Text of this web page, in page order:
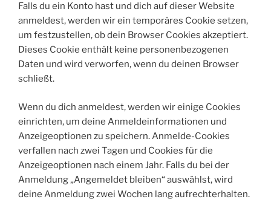
Falls du ein Konto hast und dich auf dieser Website
anmeldest, werden wir ein temporäres Cookie setzen,
um festzustellen, ob dein Browser Cookies akzeptiert.
Dieses Cookie enthält keine personenbezogenen
Daten und wird verworfen, wenn du deinen Browser
schließt.
Wenn du dich anmeldest, werden wir einige Cookies
einrichten, um deine Anmeldeinformationen und
Anzeigeoptionen zu speichern. Anmelde-Cookies
verfallen nach zwei Tagen und Cookies für die
Anzeigeoptionen nach einem Jahr. Falls du bei der
Anmeldung „Angemeldet bleiben“ auswählst, wird
deine Anmeldung zwei Wochen lang aufrechterhalten.